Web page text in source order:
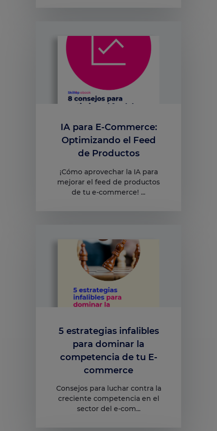
IA para E-Commerce:
Optimizando el Feed
de Productos
¡Cómo aprovechar la IA para
mejorar el feed de productos
de tu e-commerce! ...
5 estrategias infalibles
para dominar la
competencia de tu E-
commerce
Consejos para luchar contra la
creciente competencia en el
sector del e-com...